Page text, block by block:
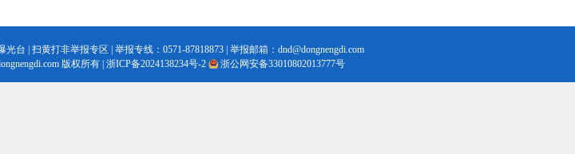
光台 扫黄打非举报专区 | 举报专线：0571-87818873 | 举报邮箱：dnd@dongnengdi.com
版权所有 | 浙ICP备2024138234号-2 浙公网安备33010802013777号